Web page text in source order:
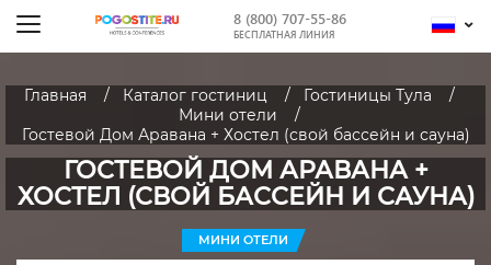
8 (800) 707-55-86
БЕСПЛАТНАЯ ЛИНИЯ
Главная Каталог гостиниц
Гостиницы Тула
Мини отели
Гостевой Дом Аравана + Хостел (свой бассейн и сауна)
ГОСТЕВОЙ ДОМ АРАВАНА +
ХОСТЕЛ (СВОЙ БАССЕЙН И САУНА)
МИНИ ОТЕЛИ